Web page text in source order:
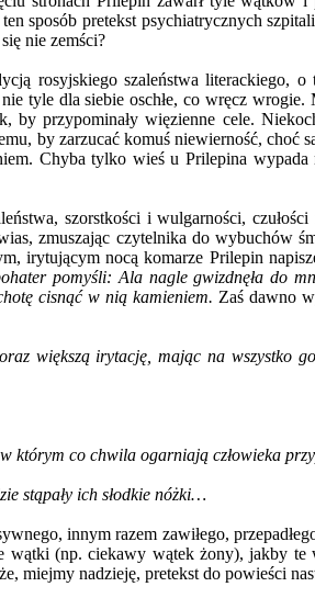
sposób pretekst psychiatrycznych
nie zemści?
rosyjskiego szaleństwa literackiego, o
tyle dla siebie oschłe, co wręcz wrogie.
przypominały więzienne cele.
by zarzucać komuś niewierność, choć
Chyba tylko wieś u Prilepina
szorstkości i wulgarności,
zmuszając czytelnika do wybuchów
irytującym nocą komarze Prilepin
pomyśli: Ala nagle gwizdnęła do
cisnąć w nią kamieniem. Zaś dawno
większą irytację, mając na wszystko
którym co chwila ogarniają człowieka
stąpały ich słodkie nóżki…
innym razem zawiłego,
wątki (np. ciekawy wątek żony), jakby te
miejmy nadzieję, pretekst do powieści